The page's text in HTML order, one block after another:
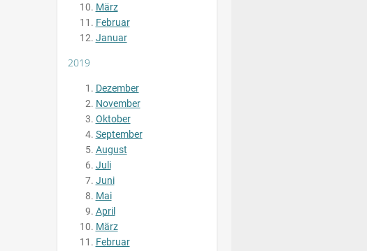
März
Februar
Januar
2019
Dezember
November
Oktober
September
August
Juli
Juni
Mai
April
März
Februar